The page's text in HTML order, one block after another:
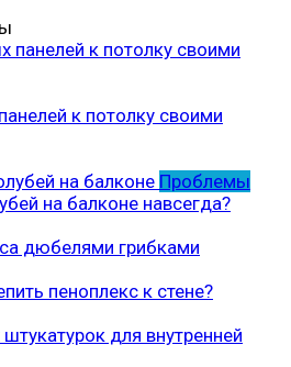
к потолку своими
Проблемы
на балконе навсегда?
пеноплекс к стене?